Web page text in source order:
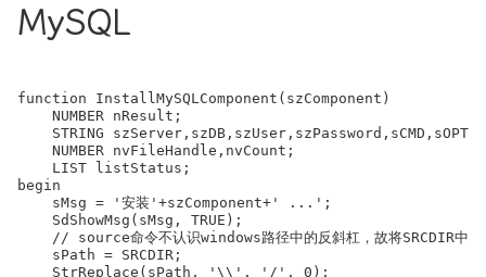
MySQL
function InstallMySQLComponent(szComponent)
    NUMBER nResult;
STRING
    NUMBER nvFileHandle,nvCount;
    LIST listStatus;
begin
    sMsg = '安装'+szComponent+' ...';
    SdShowMsg(sMsg, TRUE);
// source命令不认识windows路径中的反斜杠，故将SRCDIR中的
    sPath = SRCDIR;
    StrReplace(sPath, '\\', '/', 0);